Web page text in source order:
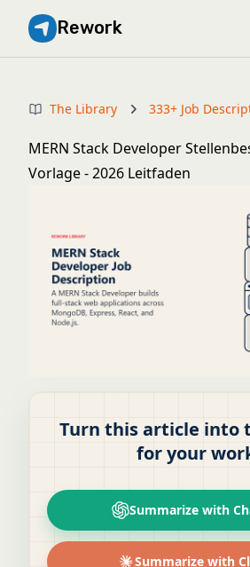
Rework
The Library 333+ Job
MERN Stack Developer
Vorlage - 2026 Leitfaden
Turn this article into
for your
Summarize with
Summarize with